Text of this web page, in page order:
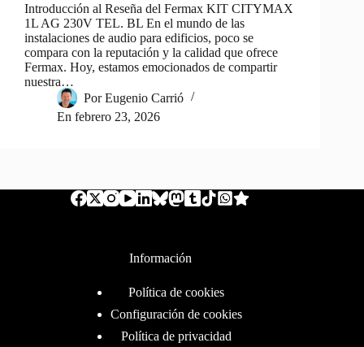
Introducción al Reseña del Fermax KIT CITYMAX
1L AG 230V TEL. BL En el mundo de las
instalaciones de audio para edificios, poco se
compara con la reputación y la calidad que ofrece
Fermax. Hoy, estamos emocionados de compartir
nuestra…
Por Eugenio Carrió
En febrero 23, 2026
Información
Política de cookies
Configuración de cookies
Política de privacidad